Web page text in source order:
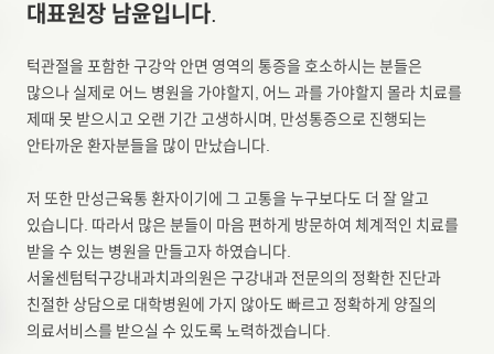
대표원장 남윤입니다.
턱관절을 포함한 구강악 안면 영역의 통증을 호소하시는 분들은
많으나 실제로 어느 병원을 가야할지, 어느 과를 가야할지 몰라 치료를
제때 못 받으시고 오랜 기간 고생하시며, 만성통증으로 진행되는
안타까운 환자분들을 많이 만났습니다.
저 또한 만성근육통 환자이기에 그 고통을 누구보다도 더 잘 알고
있습니다. 따라서 많은 분들이 마음 편하게 방문하여 체계적인 치료를
받을 수 있는 병원을 만들고자 하였습니다.
서울센텀턱구강내과치과의원은 구강내과 전문의의 정확한 진단과
친절한 상담으로 대학병원에 가지 않아도 빠르고 정확하게 양질의
의료서비스를 받으실 수 있도록 노력하겠습니다.